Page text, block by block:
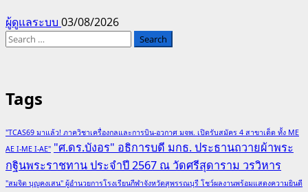
ผู้ดูแลระบบ 03/08/2026
Search
Tags
"TCAS69 มาแล้ว! ภาควิชาเครื่องกลและการบิน-อวกาศ มจพ. เปิดรับสมัคร 4 สาขาเด็ด ทั้ง ME
AE I-ME I-AE" "ศ.ดร.บังอร" อธิการบดี มกธ. ประธานถวายผ้าพระ
กฐินพระราชทาน ประจำปี 2567 ณ วัดศรีสุดาราม วรวิหาร
"สมจิต บุญคงเสน" ผู้อำนวยการโรงเรียนกีฬาจังหวัดสุพรรณบุรี โชว์ผลงานพร้อมแสดงความยินดี